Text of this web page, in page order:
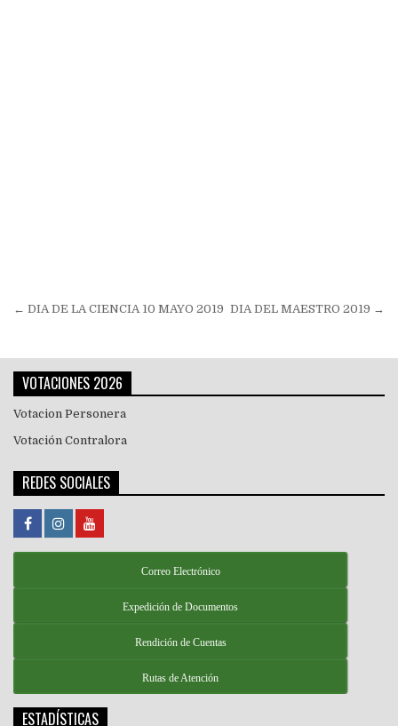
Navegación
entradas
← DIA DE LA CIENCIA 10 MAYO 2019 DIA DEL MAESTRO 2019 →
VOTACIONES 2026
Votacion Personera
Votación Contralora
REDES SOCIALES
Correo Electrónico
Expedición de Documentos
Rendición de Cuentas
Rutas de Atención
ESTADÍSTICAS